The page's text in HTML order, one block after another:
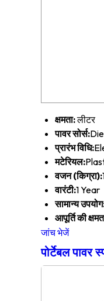
क्षमता:लीटर
पावर सोर्स:
प्रारंभ विधि:
मटेरियल:
वजन (किग्रा):
वारंटी:1 Year
सामान्य
आपूर्ति की
जांच भेजें
पोर्टेबल पावर